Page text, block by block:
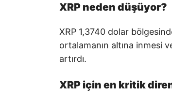
XRP neden düşüyor?
XRP 1,3740 dolar
ortalamanın altına inmesi
artırdı.
XRP için en kritik